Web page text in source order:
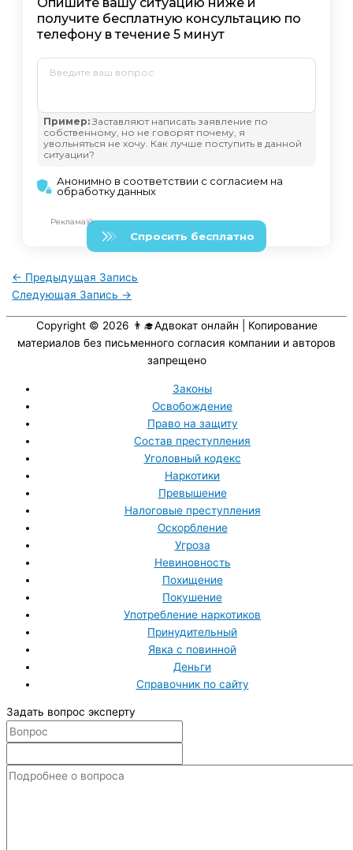
← Предыдущая Запись
Следующая Запись →
Copyright © 2026 👨‍🎓Адвокат онлайн | Копирование
материалов без письменного согласия компании и авторов
запрещено
Законы
Освобождение
Право на защиту
Состав преступления
Уголовный кодекс
Наркотики
Превышение
Налоговые преступления
Оскорбление
Угроза
Невиновность
Похищение
Покушение
Употребление наркотиков
Принудительный
Явка с повинной
Деньги
Справочник по сайту
Задать вопрос эксперту